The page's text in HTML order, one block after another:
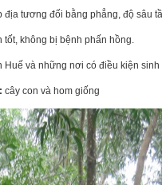
địa tương đối bằng phẳng, độ sâu
tốt, không bị bệnh phấn hồng.
Huế và những nơi có điều kiện
cây con và hom giống